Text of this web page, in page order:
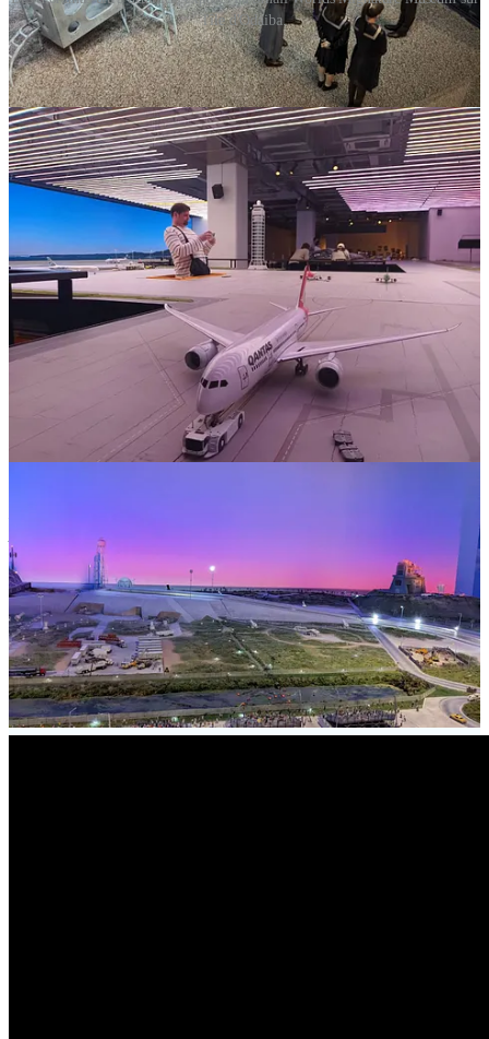
l'île d'Odaiba.
parle Nicolas dans le podcast. Retrouvez plus d’infos sur ce
des miniatures sur leur site officiel
Je vous en parle en intro de ce podcast, le jeu de stratégie Captain
Velvet Meteor : The Jump+ Dimensionsest tout récemment sorti
sur PC. Voici doncle lien vers la page Steam du jeuédité par
l’éditeur Shueisha Games, dont nous avons déjà parlé dans ce
podcast lors de nos couvertures de salon japonais comme le
BitSummit ou le Tokyo Game Show !